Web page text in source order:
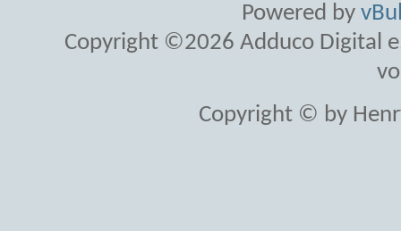
Powered by
Copyright ©2026 Adduco Digital
Copyright © by